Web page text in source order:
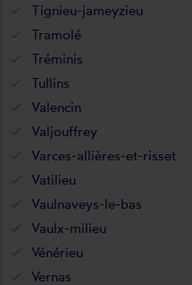
Tignieu-jameyzieu
Tramolé
Tréminis
Tullins
Valencin
Valjouffrey
Varces-allières-et-risset
Vatilieu
Vaulnaveys-le-bas
Vaulx-milieu
Vénérieu
Vernas